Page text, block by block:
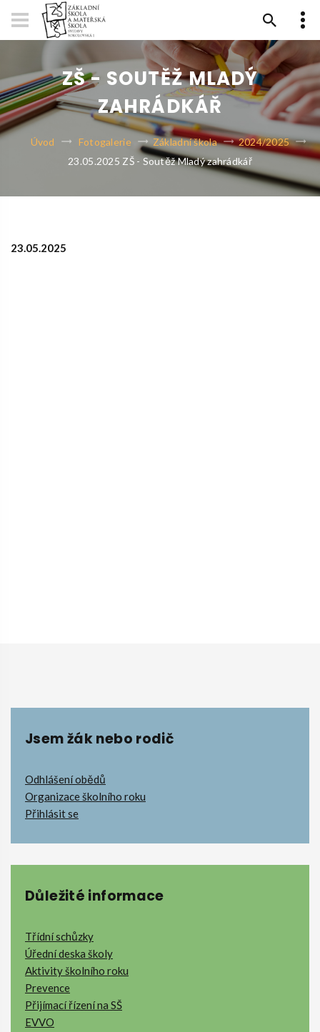
ZŠ - SOUTĚŽ MLADÝ
ZAHRÁDKÁŘ
Úvod Fotogalerie Základní škola
2024/2025
23.05.2025 ZŠ - Soutěž Mladý zahrádkář
23.05.2025
Jsem žák nebo rodič
Odhlášení obědů
Organizace školního roku
Přihlásit se
Důležité informace
Třídní schůzky
Úřední deska školy
Aktivity školního roku
Prevence
Přijímací řízení na SŠ
EVVO